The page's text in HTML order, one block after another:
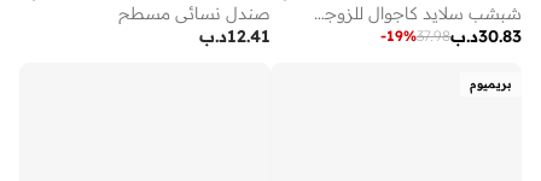
شبشب سلايد كاجوال للزوجين - راحة يومية
د.ب30.83
37.98
-19%
صندل نسائي مسطح
د.ب12.41
بريميوم